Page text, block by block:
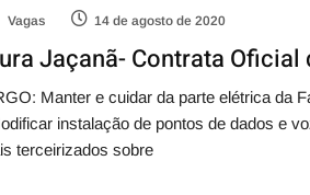
Vagas 14 de agosto de 2020
Jaçanã- Contrata
Manter e cuidar da parte elétrica da
instalação de pontos de dados e
terceirizados sobre